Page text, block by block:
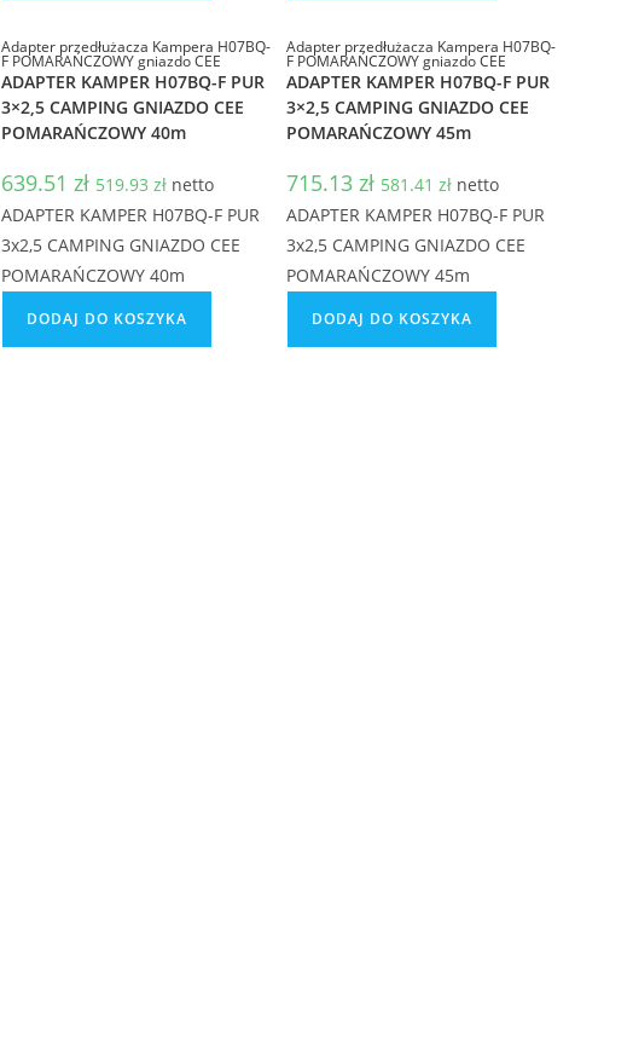
Adapter przedłużacza Kampera H07BQ-
F POMARAŃCZOWY gniazdo CEE
ADAPTER KAMPER H07BQ-F PUR
3×2,5 CAMPING GNIAZDO CEE
POMARAŃCZOWY 40m
639.51 zł 519.93 złnetto
ADAPTER KAMPER H07BQ-F PUR
3x2,5 CAMPING GNIAZDO CEE
POMARAŃCZOWY 40m
DODAJ DO KOSZYKA
Adapter przedłużacza Kampera H07BQ-
F POMARAŃCZOWY gniazdo CEE
ADAPTER KAMPER H07BQ-F PUR
3×2,5 CAMPING GNIAZDO CEE
POMARAŃCZOWY 45m
715.13 zł 581.41 złnetto
ADAPTER KAMPER H07BQ-F PUR
3x2,5 CAMPING GNIAZDO CEE
POMARAŃCZOWY 45m
DODAJ DO KOSZYKA